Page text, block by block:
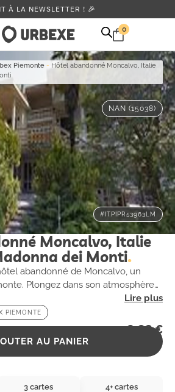
À LA NEWSLETTER ! 🎉
0
Piemonte - Hôtel abandonné Moncalvo, Italie
NAN (15038)
#ITPIPR53963LM
Moncalvo, Italie
dei Monti
abandonné de Moncalvo, un
Plongez dans son atmosphère
vous envoûter par son histoire
PIEMONTE
2,99€
AU PANIER
3 cartes 4+ cartes